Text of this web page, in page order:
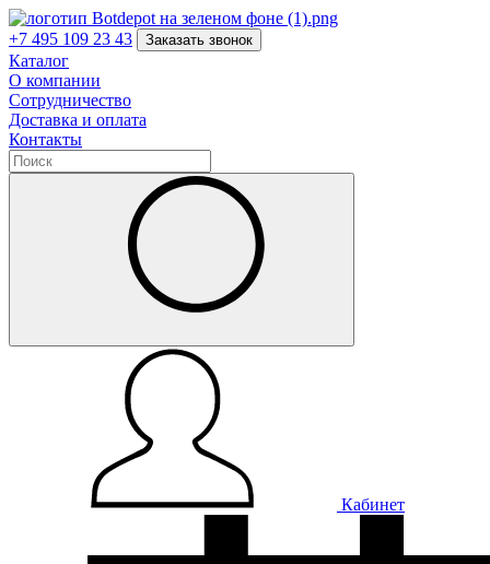
+7 495 109 23 43 Заказать звонок
Каталог
О компании
Сотрудничество
Доставка и оплата
Контакты
Кабинет